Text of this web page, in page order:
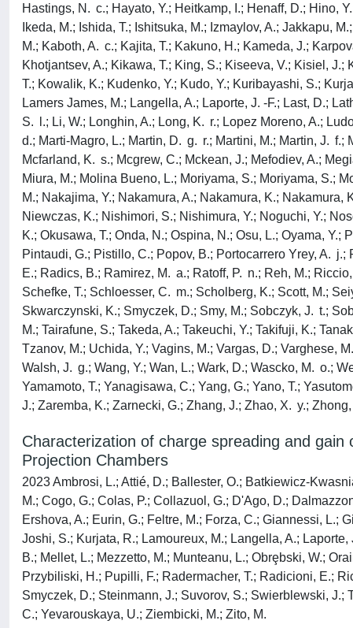
Hastings, N. c.; Hayato, Y.; Heitkamp, I.; Henaff, D.; Hino,
Ikeda, M.; Ishida, T.; Ishitsuka, M.; Izmaylov, A.; Jakkapu,
M.; Kaboth, A. c.; Kajita, T.; Kakuno, H.; Kameda, J.;
Khotjantsev, A.; Kikawa, T.; King, S.; Kiseeva, V.; Kisiel,
T.; Kowalik, K.; Kudenko, Y.; Kudo, Y.; Kuribayashi, S.;
Lamers James, M.; Langella, A.; Laporte, J. -F.; Last, D.;
S. l.; Li, W.; Longhin, A.; Long, K. r.; Lopez Moreno, A.;
d.; Marti-Magro, L.; Martin, D. g. r.; Martini, M.; Martin, J. f.;
Mcfarland, K. s.; Mcgrew, C.; Mckean, J.; Mefodiev, A.;
Miura, M.; Molina Bueno, L.; Moriyama, S.; Moriyama, S.;
M.; Nakajima, Y.; Nakamura, A.; Nakamura, K.;
Niewczas, K.; Nishimori, S.; Nishimura, Y.; Noguchi, Y.;
K.; Okusawa, T.; Onda, N.; Ospina, N.; Osu, L.; Oyama,
Pintaudi, G.; Pistillo, C.; Popov, B.; Portocarrero Yrey, A.
E.; Radics, B.; Ramirez, M. a.; Ratoff, P. n.; Reh, M.;
Schefke, T.; Schloesser, C. m.; Scholberg, K.; Scott, M.;
Skwarczynski, K.; Smyczek, D.; Smy, M.; Sobczyk, J. t.;
M.; Tairafune, S.; Takeda, A.; Takeuchi, Y.; Takifuji, K.;
Tzanov, M.; Uchida, Y.; Vagins, M.; Vargas, D.; Varghese,
Walsh, J. g.; Wang, Y.; Wan, L.; Wark, D.; Wascko, M. o.;
Yamamoto, T.; Yanagisawa, C.; Yang, G.; Yano, T.;
J.; Zaremba, K.; Zarnecki, G.; Zhang, J.; Zhao, X. y.;
Characterization of charge spreading and
Projection Chambers
2023 Ambrosi, L.; Attié, D.; Ballester, O.; Batkiewicz-
M.; Cogo, G.; Colas, P.; Collazuol, G.; D'Ago, D.;
Ershova, A.; Eurin, G.; Feltre, M.; Forza, C.; Giannessi, L.;
Joshi, S.; Kurjata, R.; Lamoureux, M.; Langella, A.;
B.; Mellet, L.; Mezzetto, M.; Munteanu, L.; Obrȩbski, W.;
Przybiliski, H.; Pupilli, F.; Radermacher, T.; Radicioni, E.;
Smyczek, D.; Steinmann, J.; Suvorov, S.; Swierblewski, J.;
C.; Yevarouskaya, U.; Ziembicki, M.; Zito, M.